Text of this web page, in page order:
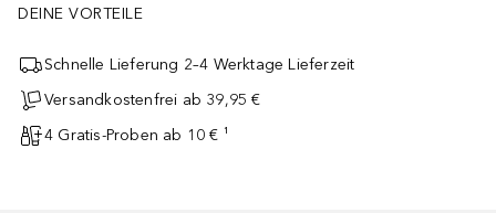
DEINE VORTEILE
Schnelle Lieferung 2–4 Werktage Lieferzeit
Versandkostenfrei ab 39,95 €
4 Gratis-Proben ab 10 € ¹